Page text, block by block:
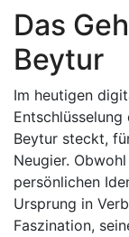
Das
Beytur
Im heutigen
Entschlüsselung
Beytur steckt,
Neugier.
persönlichen
Ursprung in
Faszination,